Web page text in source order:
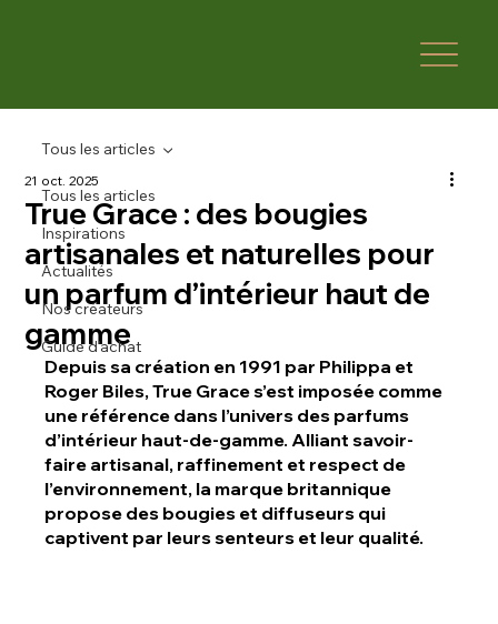
Tous les articles
Inspirations
Actualités
Nos créateurs
Guide d'achat
Tous les articles
True Grace : des bougies
artisanales et naturelles pour
un parfum d’intérieur haut de
gamme
21 oct. 2025
Depuis sa création en 1991 par Philippa et
Roger Biles, True Grace s’est imposée comme
une référence dans l’univers des parfums
d’intérieur haut-de-gamme. Alliant savoir-
faire artisanal, raffinement et respect de
l’environnement, la marque britannique
propose des bougies et diffuseurs qui
captivent par leurs senteurs et leur qualité.